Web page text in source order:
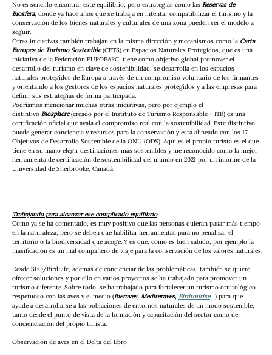
No es sencillo encontrar este equilibrio, pero estrategias como las Reservas de
Biosfera, donde ya hace años que se trabaja en intentar compatibilizar el turismo y la
conservación de los bienes naturales y culturales de una zona pueden ser el modelo a
seguir.
Otras iniciativas también trabajan en la misma dirección y mecanismos como la Carta
Europea de Turismo Sostenible (CETS) en Espacios Naturales Protegidos, que es una
iniciativa de la Federación EUROPARC, tiene como objetivo global promover el
desarrollo del turismo en clave de sostenibilidad; se desarrolla en los espacios
naturales protegidos de Europa a través de un compromiso voluntario de los firmantes
y orientando a los gestores de los espacios naturales protegidos y a las empresas para
definir sus estrategias de forma participada.
Podríamos mencionar muchas otras iniciativas, pero por ejemplo el
distintivo Biosphere (creado por el Instituto de Turismo Responsable - ITR) es una
certificación oficial que avala el compromiso real con la sostenibilidad. Este distintivo
puede generar conciencia y recursos para la conservación y está alineado con los 17
Objetivos de Desarrollo Sostenible de la ONU (ODS). Aquí es el propio turista es el que
tiene en su mano elegir destinaciones más sostenibles y fue reconocido como la mejor
herramienta de certificación de sostenibilidad del mundo en 2021 por un informe de la
Universidad de Sherbrooke, Canadá.
Trabajando para alcanzar ese complicado equilibrio
Como ya se ha comentado, es muy positivo que las personas quieran pasar más tiempo
en la naturaleza, pero se deben que habilitar herramientas para no penalizar el
territorio o la biodiversidad que acoge. Y es que, como es bien sabido, por ejemplo la
masificación es un mal compañero de viaje para la conservación de los valores naturales.
Desde SEO/BirdLife, además de concienciar de las problemáticas, también se quiere
ofrecer soluciones y por ello en varios proyectos se ha trabajado para promover un
turismo diferente. Sobre todo, se ha trabajado para fortalecer un turismo ornitológico
respetuoso con las aves y el medio (iberaves, Mediteraves, Birdtourise…) para que
ayude a desarrollarse a las poblaciones de entornos naturales de un modo sostenible,
tanto desde el punto de vista de la formación y capacitación del sector como de
concienciación del propio turista.
Observación de aves en el Delta del Ebro